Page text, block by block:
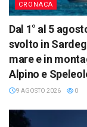
CRONACA
Dal 1° al 5
svolto in
mare e in
Alpino e
9 AGOSTO 2026 0